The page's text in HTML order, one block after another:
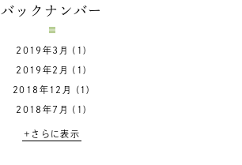
バックナンバー
2019年3月 (1)
2019年2月 (1)
2018年12月 (1)
2018年7月 (1)
+さらに表示